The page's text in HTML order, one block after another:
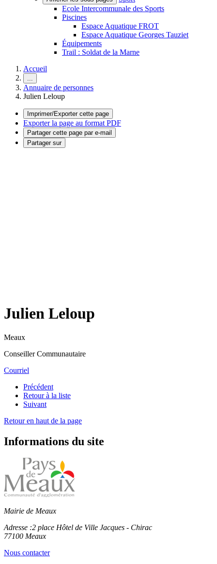
Ecole Intercommunale des Sports
Piscines
Espace Aquatique FROT
Espace Aquatique Georges Tauziet
Équipements
Trail : Soldat de la Marne
Accueil
...
Annuaire de personnes
Julien Leloup
Imprimer/Exporter cette page
Exporter la page au format PDF
Partager cette page par e-mail
Partager sur
Julien Leloup
Meaux
Conseiller Communautaire
Courriel
Précédent
Retour à la liste
Suivant
Retour en haut de la page
Informations du site
Mairie de Meaux
Adresse :2 place Hôtel de Ville Jacques - Chirac
77100 Meaux
Nous contacter